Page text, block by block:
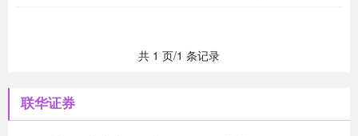
共 1 页/1 条记录
联华证券